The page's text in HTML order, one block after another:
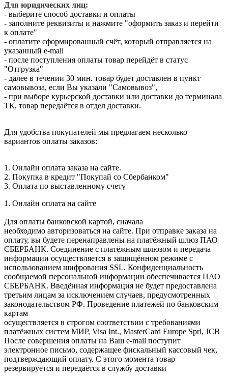
Для юридических лиц:
- выберите способ доставки и оплаты
- заполните реквизиты и нажмите "оформить заказ и перейти
к оплате"
- оплатите сформированный счёт, который отправляется на
указанный e-mail
- после поступления оплаты товар перейдёт в статус
"Отгрузка"
- далее в течении 30 мин. товар будет доставлен в пункт
самовывоза, если Вы указали "Самовывоз",
- при выборе курьерской доставки или доставки до терминала
ТК, товар передаётся в отдел доставки.
Для удобства покупателей мы предлагаем несколько
вариантов оплаты заказов:
1. Онлайн оплата заказа на сайте.
2. Покупка в кредит "Покупай со Сбербанком"
3. Оплата по выставленному счету
1. Онлайн оплата на сайте
Для оплаты банковской картой, сначала
необходимо авторизоваться на сайте. При отправке заказа на
оплату, вы будете перенаправлены на платёжный шлюз ПАО
СБЕРБАНК. Соединение с платёжным шлюзом и передача
информации осуществляется в защищённом режиме с
использованием шифрования SSL. Конфиденциальность
сообщаемой персональной информации обеспечивается ПАО
СБЕРБАНК. Введённая информация не будет предоставлена
третьим лицам за исключением случаев, предусмотренных
законодательством РФ. Проведение платежей по банковским
картам
осуществляется в строгом соответствии с требованиями
платёжных систем МИР, Visa Int., MasterCard Europe Sprl, JCB
После совершения оплаты на Ваш e-mail поступит
электронное письмо, содержащее фискальный кассовый чек,
подтверждающий оплату. С этого момента товар
резервируется и передаётся в службу доставки